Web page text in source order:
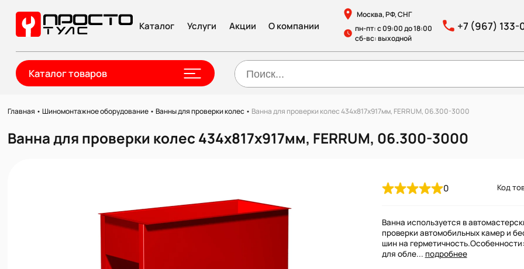
Каталог Услуги Акции О компании
Москва, РФ, СНГ
пн-пт: с 09:00 до 18:00
сб-вс: выходной
+7 (967) 133-
Каталог товаров
Главная •Шиномонтажное оборудование •Ванны для проверки колес • Ванна для проверки колес 434х817х917мм, FERRUM, 06.300-3000
Ванна для проверки колес 434х817х917мм, FERRUM, 06.300-3000
0 Код
Ванна используется в
проверки автомобильных камер и
шин на
для обле... подробнее